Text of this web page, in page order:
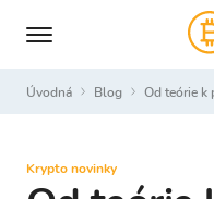
Úvodná Blog Od teórie k
Krypto novinky